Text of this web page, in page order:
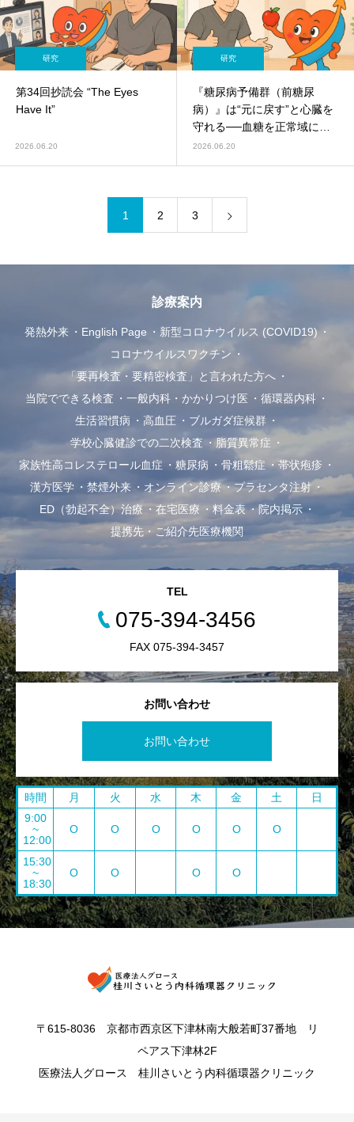
研究
第34回抄読会 “The Eyes
Have It”
2026.06.20
研究
『糖尿病予備群（前糖尿
病）』は“元に戻す”と心臓を
守れる──血糖を正常域に戻
す『寛解』で心血管死・心不
究）
2026.06.20
1 2 3
診療案内
発熱外来 English Page
新型コロナウイルス (COVID19)
コロナウイルスワクチン
「要再検査・要精密検査」と言われた方へ
当院でできる検査
一般内科・かかりつけ医
循環器内科
生活習慣病
高血圧
ブルガダ症候群
学校心臓健診での二次検査
脂質異常症
家族性高コレステロール血症
糖尿病 骨粗鬆症
帯状疱疹
漢方医学
禁煙外来 オンライン診療
プラセンタ注射
ED（勃起不全）治療
在宅医療 料金表
院内掲示
提携先・ご紹介先医療機関
お問い合わせ
お問い合わせ
TEL
075-394-3456
FAX 075-394-3457
時間 月 火 水 木 金 土
日
9:00
~
12:00
O O O O O O
15:30
~
18:30
O O O O
〒615-8036 京都市西京区下津林南大般若町37番地 リ
ペアス下津林2F
医療法人グロース 桂川さいとう内科循環器クリニック